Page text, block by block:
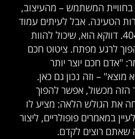
המשתמש – מהעיצוב,
הטעינה. אבל לעיתים עמוד
אחד נשכח – עמוד 404. דווקא הוא, שיכול להוות
לרגע מפתח. ציטוט חכם
"אדם חכם יוצר יותר
מוצא" – וזה נכון גם כאן.
הזה מכשול, אפשר להפוך
את הגולש הלאה: מציע לו
במאמרים פופולריים, ליצור
שאתם רוצים לקדם.